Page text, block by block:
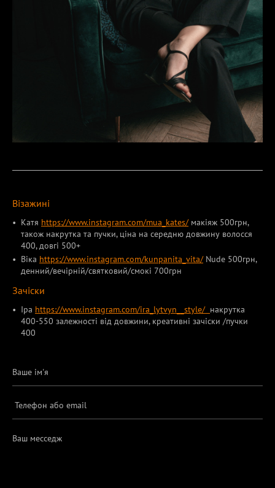
Візажині
Катя https://www.instagram.com/mua_kates/макіяж 500грн,
також накрутка та пучки, ціна на середню довжину волосся
400, довгі 500+
Віка https://www.instagram.com/kunpanita_vita/Nude 500грн,
денний/вечірній/святковий/смокі 700грн
Зачіски
Іра https://www.instagram.com/ira_lytvyn__style/ накрутка
400-550 залежності від довжини, креативні зачіски /пучки
400